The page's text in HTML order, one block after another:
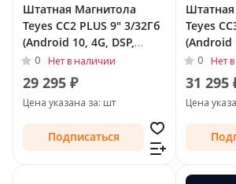
Штатная Магнитола
Teyes CC2 PLUS 9" 3/32Гб
(Android 10, 4G, DSP,
QLed) для SsangYong
Actyon I 2005 - 2011
0 Нет в наличии
29 295 ₽
Цена указана за: шт
Подписаться
Teyes
(Android
QLed)
Actyon I
0 Нет
31 295
Цена